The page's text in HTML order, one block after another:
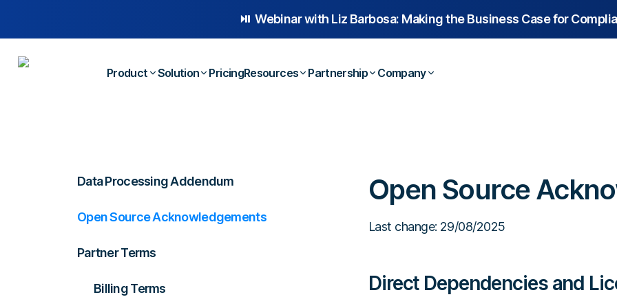
⏯️ Webinar with Liz Barbosa: Making the Business Case for
Product
AI-powered Hotline
Investigations
Solution
Employee Relations
Executives & Finance
Human Resources
Finance &
Construction
PricingResources
Dictionary
Help Center
Partnership
Service Partners
Referral Partners
Company
Career
Data Processing Addendum
Open Source Acknowledgements
Partner Terms
Billing Terms
Open Source
Last change: 29/08/2025
Direct Dependencies and